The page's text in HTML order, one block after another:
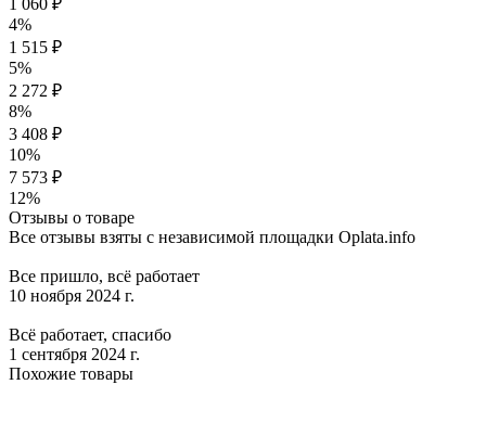
1 060 ₽
4%
1 515 ₽
5%
2 272 ₽
8%
3 408 ₽
10%
7 573 ₽
12%
Отзывы о товаре
Все отзывы взяты с независимой площадки Oplata.info
Все пришло, всё работает
10 ноября 2024 г.
Всё работает, спасибо
1 сентября 2024 г.
Похожие товары